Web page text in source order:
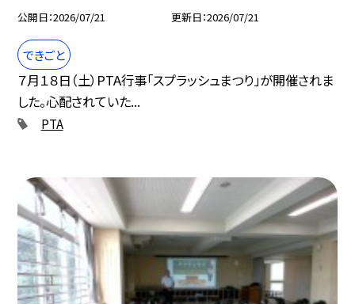
公開日 2026/07/21 更新日 2026/07/21
できごと
７月１８日（土）PTA行事「スプラッシュまつり」が開催されま
した。心配されていた...
PTA